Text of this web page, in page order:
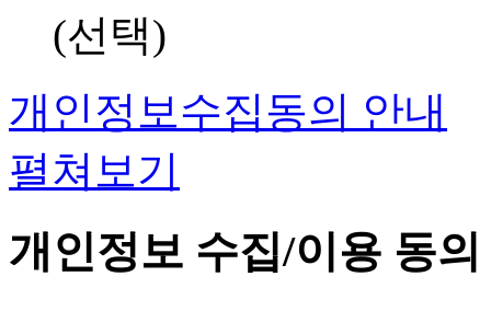
(선택)
개인정보수집동의 안내
펼쳐보기
개인정보 수집/이용 동